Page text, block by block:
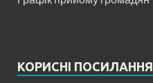
КОРИСНІ ПОСИЛАННЯ